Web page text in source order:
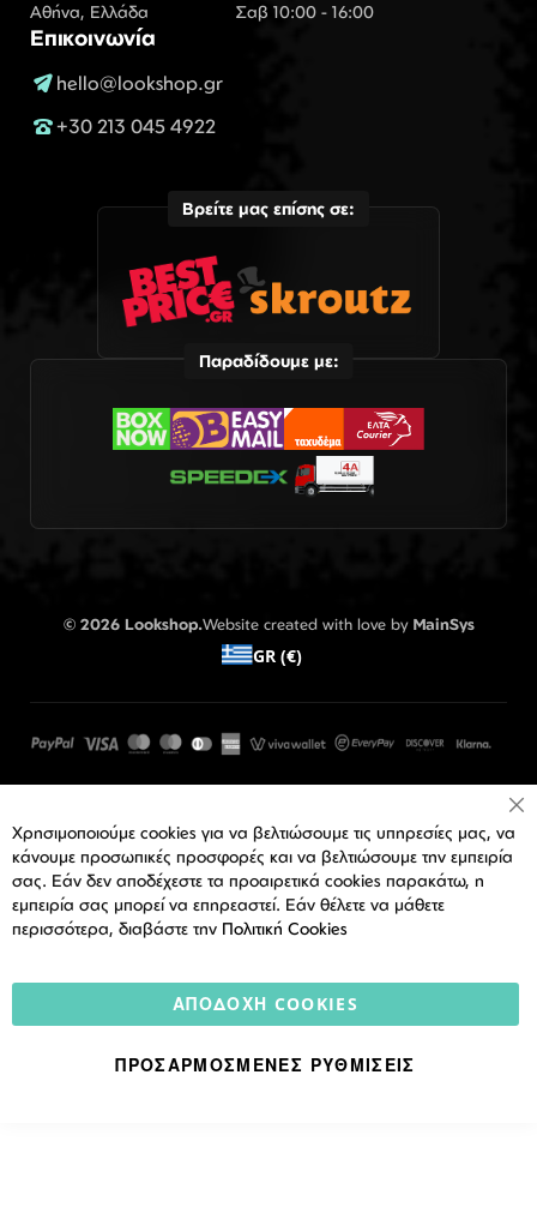
Αθήνα, Ελλάδα
Σαβ 10:00 - 16:00
Επικοινωνία
hello@lookshop.gr
+30 213 045 4922
Βρείτε μας επίσης σε:
Παραδίδουμε με:
© 2026 Lookshop.Website created with love by MainSys
GR (€)
Χρησιμοποιούμε cookies για να βελτιώσουμε τις υπηρεσίες μας, να
κάνουμε προσωπικές προσφορές και να βελτιώσουμε την εμπειρία
σας. Εάν δεν αποδέχεστε τα προαιρετικά cookies παρακάτω, η
εμπειρία σας μπορεί να επηρεαστεί. Εάν θέλετε να μάθετε
περισσότερα, διαβάστε την Πολιτική Cookies
ΑΠΟΔΟΧΉ COOKIES
ΠΡΟΣΑΡΜΟΣΜΈΝΕΣ ΡΥΘΜΊΣΕΙΣ